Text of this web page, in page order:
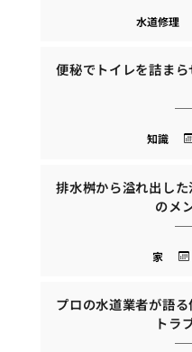
水道修理
便秘でトイレを詰ま
知識
排水桝から溢れ出し
のメ
家
プロの水道業者が語
トラ